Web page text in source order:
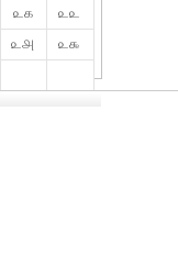
௨௧
௨௨
௨௮
௨௯